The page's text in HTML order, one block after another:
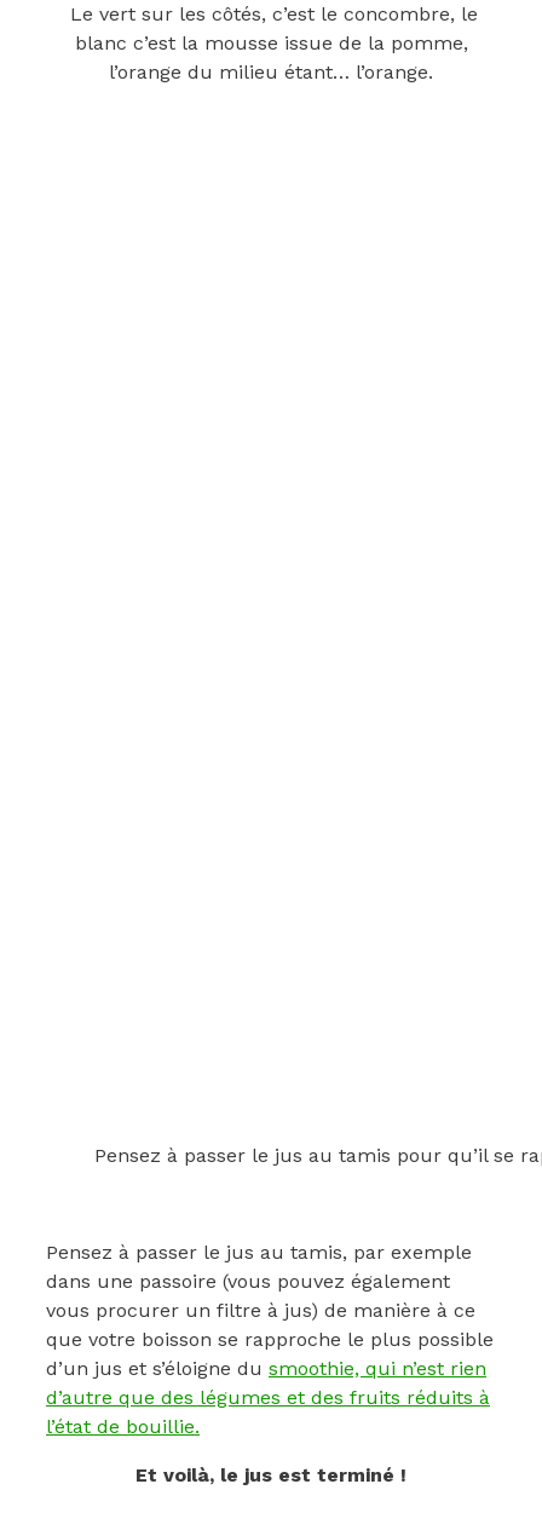
Le vert sur les côtés, c’est le concombre, le
blanc c’est la mousse issue de la pomme,
l’orange du milieu étant… l’orange.
Pensez à passer le jus au tamis pour qu’il se
Pensez à passer le jus au tamis, par exemple
dans une passoire (vous pouvez également
vous procurer un filtre à jus) de manière à ce
que votre boisson se rapproche le plus possible
d’un jus et s’éloigne du smoothie, qui n’est rien
d’autre que des légumes et des fruits réduits à
l’état de bouillie.
Et voilà, le jus est terminé !